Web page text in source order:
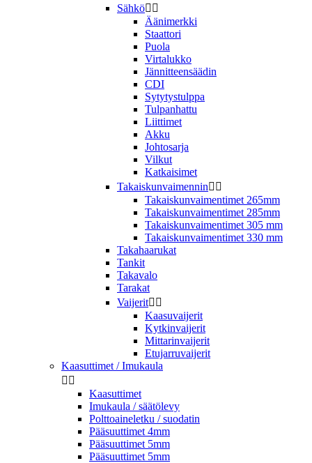
Sähkö 
Äänimerkki
Staattori
Puola
Virtalukko
Jännitteensäädin
CDI
Sytytystulppa
Tulpanhattu
Liittimet
Akku
Johtosarja
Vilkut
Katkaisimet
Takaiskunvaimennin 
Takaiskunvaimentimet 265mm
Takaiskunvaimentimet 285mm
Takaiskunvaimentimet 305 mm
Takaiskunvaimentimet 330 mm
Takahaarukat
Tankit
Takavalo
Tarakat
Vaijerit 
Kaasuvaijerit
Kytkinvaijerit
Mittarinvaijerit
Etujarruvaijerit
Kaasuttimet / Imukaula
 
Kaasuttimet
Imukaula / säätölevy
Polttoaineletku / suodatin
Pääsuuttimet 4mm
Pääsuuttimet 5mm
Pääsuuttimet 5mm